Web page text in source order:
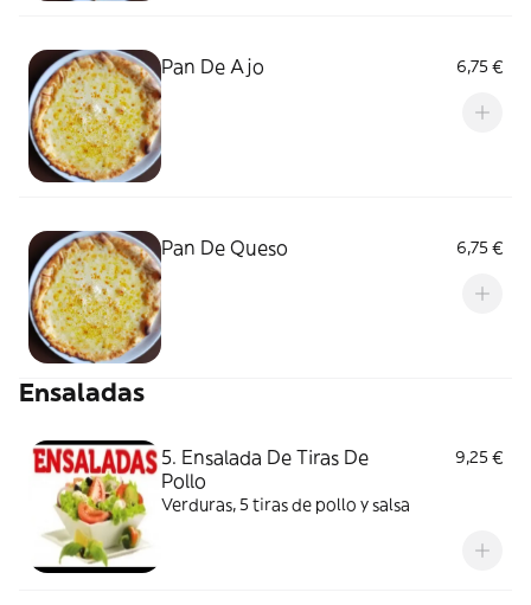
Pan De Ajo 6,75 €
Pan De Queso 6,75 €
Ensaladas
5. Ensalada De Tiras De
Pollo
9,25 €
Verduras, 5 tiras de pollo y salsa